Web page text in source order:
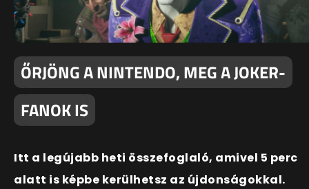
ŐRJÖNG A NINTENDO, MEG A JOKER-
FANOK IS
Itt a legújabb heti összefoglaló, amivel 5 perc
alatt is képbe kerülhetsz az újdonságokkal.